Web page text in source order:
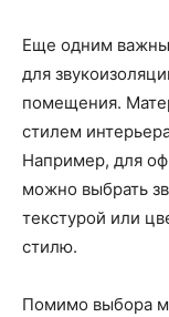
Еще одним
для
помещения.
стилем
Например, для
можно выбрать
текстурой или
стилю.
Помимо выбора